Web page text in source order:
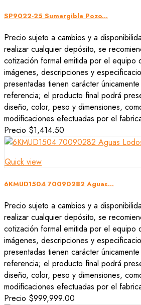
SP9022-25 Sumergible Pozo...
Precio sujeto a cambios y a
realizar cualquier depósito, se
cotización formal emitida por el equipo
imágenes, descripciones y
presentadas tienen carácter
referencia; el producto final podrá
diseño, color, peso y dimensiones,
modificaciones efectuadas por el
Precio $1,414.50
Quick view
6KMUD1504 70090282 Aguas...
Precio sujeto a cambios y a
realizar cualquier depósito, se
cotización formal emitida por el equipo
imágenes, descripciones y
presentadas tienen carácter
referencia; el producto final podrá
diseño, color, peso y dimensiones,
modificaciones efectuadas por el
Precio $999,999.00